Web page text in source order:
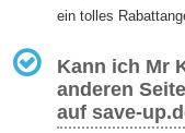
ein tolles
Kann ich Mr
anderen
auf save-